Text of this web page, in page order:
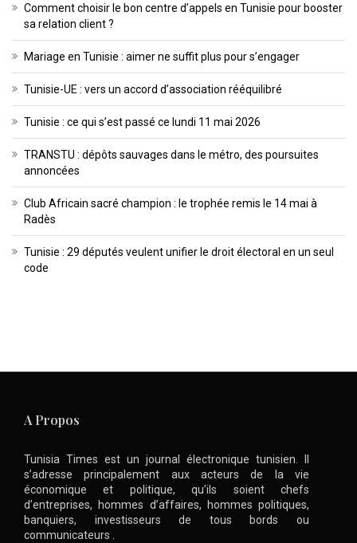
Comment choisir le bon centre d’appels en Tunisie pour booster
sa relation client ?
Mariage en Tunisie : aimer ne suffit plus pour s’engager
Tunisie-UE : vers un accord d’association rééquilibré
Tunisie : ce qui s’est passé ce lundi 11 mai 2026
TRANSTU : dépôts sauvages dans le métro, des poursuites
annoncées
Club Africain sacré champion : le trophée remis le 14 mai à
Radès
Tunisie : 29 députés veulent unifier le droit électoral en un seul
code
A Propos
Tunisia Times est un journal électronique tunisien. Il
s’adresse principalement aux acteurs de la vie
économique et politique, qu’ils soient chefs
d’entreprises, hommes d’affaires, hommes politiques,
banquiers, investisseurs de tous bords ou
communicateurs .